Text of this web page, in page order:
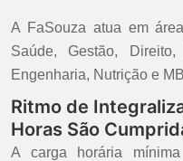
A FaSouza atua em
Saúde, Gestão,
Engenharia, Nutrição e
Ritmo de
Horas São
A carga horária